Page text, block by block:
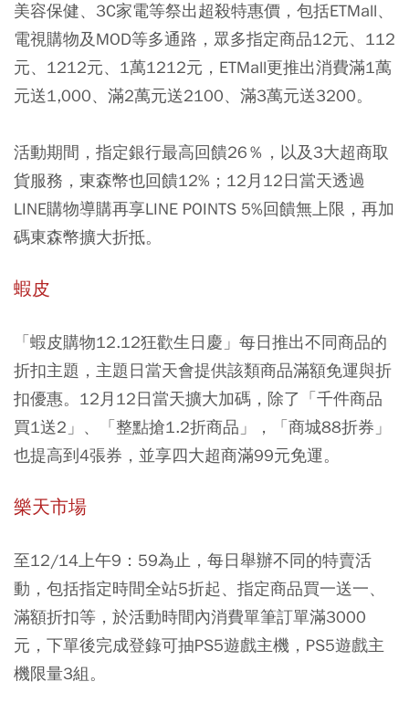
美容保健、3C家電等祭出超殺特惠價，包括ETMall、
電視購物及MOD等多通路，眾多指定商品12元、112
元、1212元、1萬1212元，ETMall更推出消費滿1萬
元送1,000、滿2萬元送2100、滿3萬元送3200。
活動期間，指定銀行最高回饋26％，以及3大超商取
貨服務，東森幣也回饋12%；12月12日當天透過
LINE購物導購再享LINE POINTS 5%回饋無上限，再加
碼東森幣擴大折抵。
蝦皮
「蝦皮購物12.12狂歡生日慶」每日推出不同商品的
折扣主題，主題日當天會提供該類商品滿額免運與折
扣優惠。12月12日當天擴大加碼，除了「千件商品
買1送2」、「整點搶1.2折商品」，「商城88折券」
也提高到4張券，並享四大超商滿99元免運。
樂天市場
至12/14上午9：59為止，每日舉辦不同的特賣活
動，包括指定時間全站5折起、指定商品買一送一、
滿額折扣等，於活動時間內消費單筆訂單滿3000
元，下單後完成登錄可抽PS5遊戲主機，PS5遊戲主
機限量3組。